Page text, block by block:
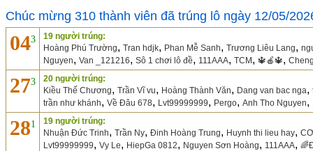
Chúc mừng 310 thành viên đã trúng lô ngày 12/05/
043
19 người trúng:
Hoàng Phú Trường, Tran hdjk, Phan Mễ Sanh, Trương Liêu Lang,
Nguyen, Van _121216, Sô 1 chơi lô đề, 111AAA, TCM , 🔱🍎🔱,
273
20 người trúng:
Kiều Thế Chương, Trần Vĩ vu, Hoàng Thành Văn, Dang van bac nga,
trần như khánh, Về Đâu 678, Lvt99999999, Pergo, Anh Tho Nguyen,
281
19 người trúng:
Nhuận Đức Trinh, Trần Ny, Đinh Hoàng Trung, Huynh thi lieu hay,
Lvt99999999, Vy Le, HiepGa 0812, Nguyen Sơn Hoàng, 111AAA,